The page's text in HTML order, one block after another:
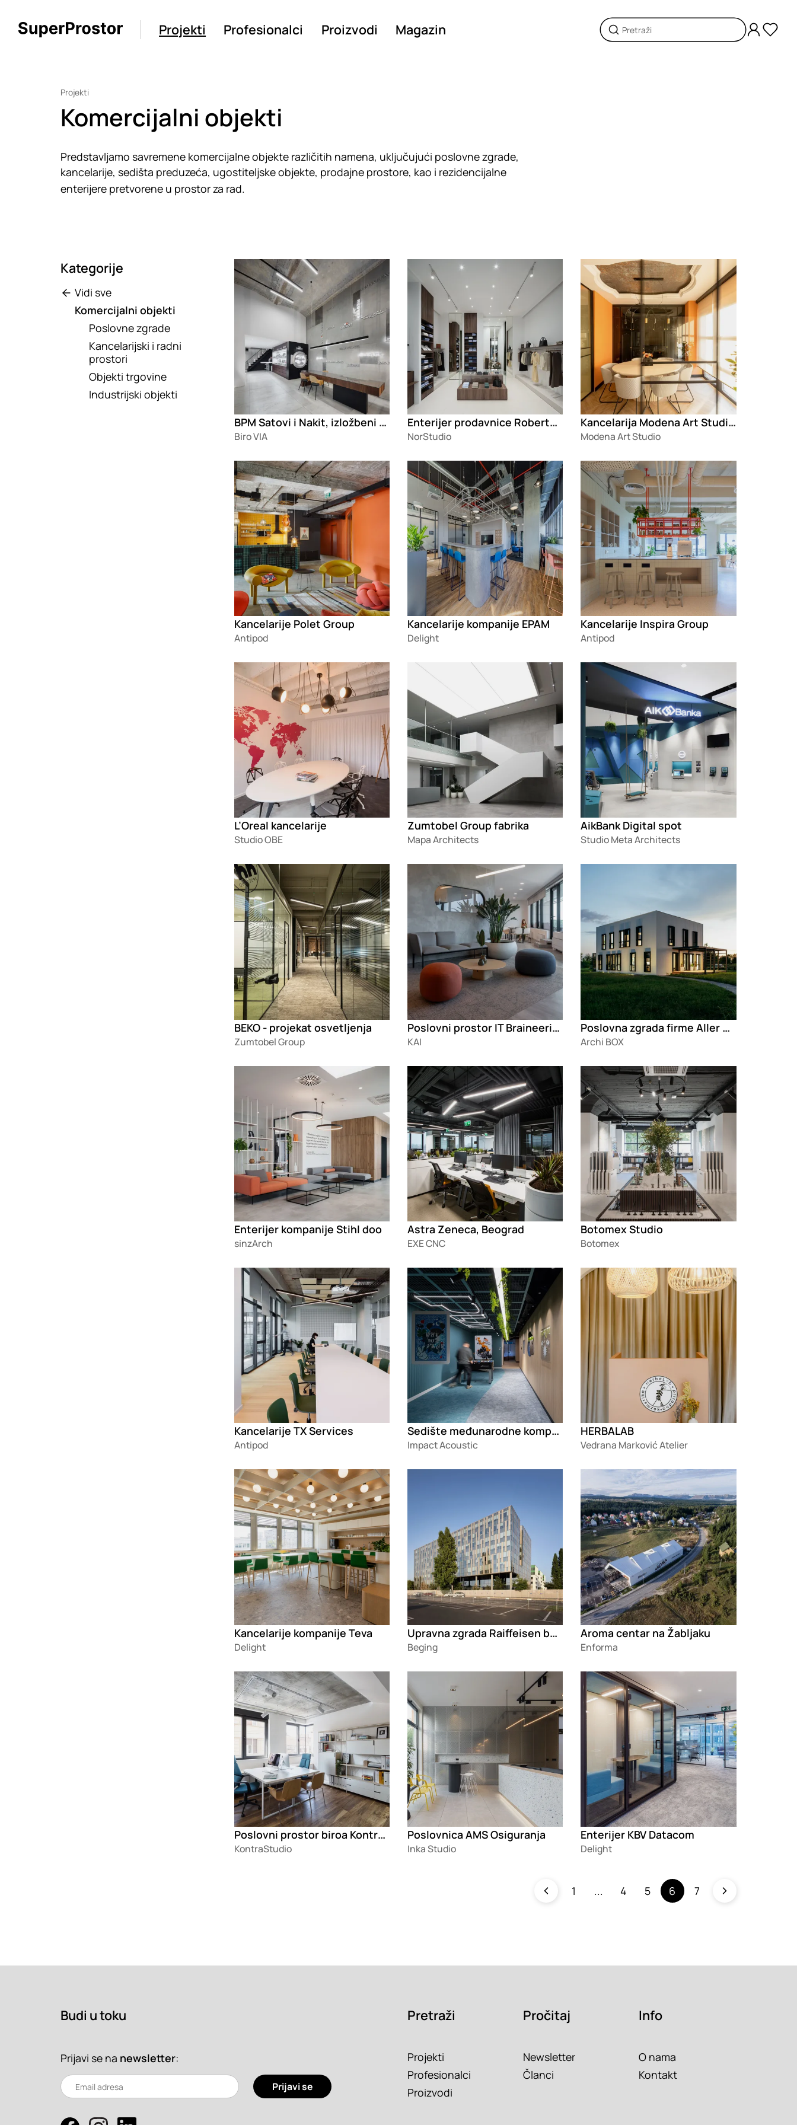
Projekti Profesionalci Proizvodi Magazin
Projekti
Komercijalni objekti
Predstavljamo savremene komercijalne objekte različitih namena, uključujući poslovne zgrade,
kancelarije, sedišta preduzeća, ugostiteljske objekte, prodajne prostore, kao i rezidencijalne
enterijere pretvorene u prostor za rad.
Kategorije
Vidi sve
Komercijalni objekti
Poslovne zgrade
Kancelarijski i radni
prostori
Objekti trgovine
Industrijski objekti
Loading
BPM Satovi i Nakit, izložbeni salon
Biro VIA
Loading
Enterijer prodavnice Roberto Baressi
NorStudio
Loading
Kancelarija Modena Art Studija
Modena Art Studio
Loading
Kancelarije Polet Group
Antipod
Loading
Kancelarije kompanije EPAM
Delight
Loading
Kancelarije Inspira Group
Antipod
Loading
L’Oreal kancelarije
Studio OBE
Loading
Zumtobel Group fabrika
Mapa Architects
Loading
AikBank Digital spot
Studio Meta Architects
Loading
BEKO - projekat osvetljenja
Zumtobel Group
Poslovni prostor IT Braineering
KAI
Poslovna zgrada firme Aller Aqua
Archi BOX
Enterijer kompanije Stihl doo
sinzArch
Loading
Astra Zeneca, Beograd
EXE CNC
Loading
Botomex Studio
Botomex
Loading
Kancelarije TX Services
Antipod
Loading
Sedište međunarodne kompanije na Novom Beogradu
Impact Acoustic
Loading
HERBALAB
Vedrana Marković Atelier
Loading
Kancelarije kompanije Teva
Delight
Upravna zgrada Raiffeisen banke
Beging
Loading
Aroma centar na Žabljaku
Enforma
Loading
Poslovni prostor biroa KontraStudio
KontraStudio
Poslovnica AMS Osiguranja
Inka Studio
Loading
Enterijer KBV Datacom
Delight
1 4 5 6 7
Budi u toku
Prijavi se na newsletter:
Prijavi se
Pretraži
Projekti
Profesionalci
Proizvodi
Pročitaj
Newsletter
Članci
Info
O nama
Kontakt